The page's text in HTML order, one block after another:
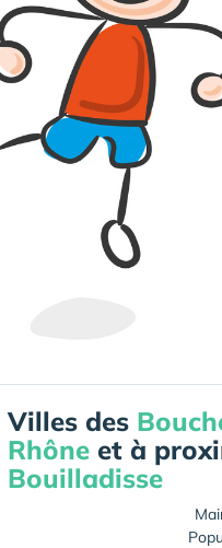
Villes des
Rhône et à
Bouilladisse